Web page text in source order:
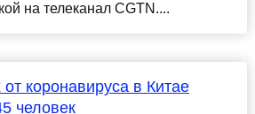
на телеканал CGTN....
коронавируса в Китае
человек